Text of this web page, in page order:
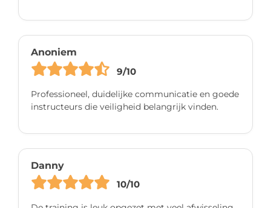
Anoniem
9/10
Professioneel, duidelijke communicatie en goede
instructeurs die veiligheid belangrijk vinden.
Danny
10/10